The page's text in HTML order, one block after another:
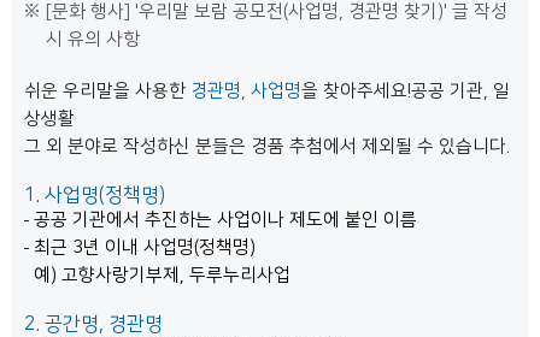
[문화 행사] '우리말 보람 공모전(사업명, 경관명 찾기)' 글 작성
시 유의 사항
쉬운 우리말을 사용한 경관명, 사업명을 찾아주세요!공공 기관, 일
상생활
그 외 분야로 작성하신 분들은 경품 추첨에서 제외될 수 있습니다.
1. 사업명(정책명)
공공 기관에서 추진하는 사업이나 제도에 붙인 이름
최근 3년 이내 사업명(정책명)
예) 고향사랑기부제, 두루누리사업
2. 공간명, 경관명